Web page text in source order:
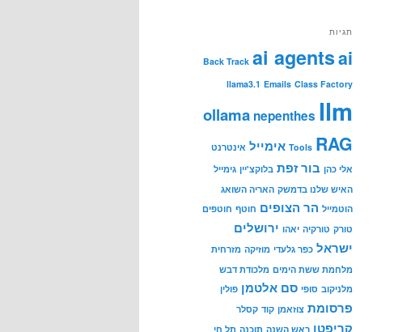
תגיות
ai
ai agents
Back Track
Class Factory
Emails
llama3.1
llm
nepenthes
ollama
RAG
Tools אימייל אינטרנט
אלי כהן בור זפת בלוקצ'יין גימייל
האיש שלנו בדמשק האריה השואג
הוטמייל הר הצופים חוטף חוטפים
טורק טורקיה יאהו ירושלים
ישראל כפר גלעדי מוזיקה מזרחית
מלחמת ששת הימים מלכודת דבש
מלניקוב סופי סם אלטמן פולין
פרסומת צוזאמן קוד קסלר
קריפטו ראש השנה תוכנה תל חי